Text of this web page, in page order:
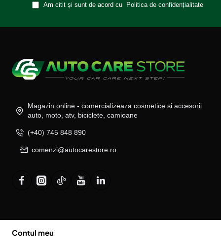
Am citit și sunt de acord cu Politica de confidențialitate
Magazin online - comercializeaza cosmetice si accesorii
auto, moto, atv, biciclete, camioane
(+40) 745 848 890
comenzi@autocarestore.ro
Contul meu